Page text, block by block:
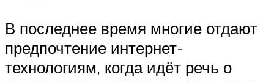
В последнее время многие отдают
предпочтение интернет-
технологиям, когда идёт речь о